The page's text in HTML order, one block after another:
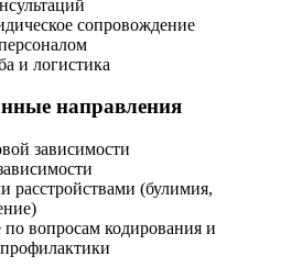
сопровождение
и логистика
направления
зависимости
расстройствами (булимия,
по вопросам кодирования и